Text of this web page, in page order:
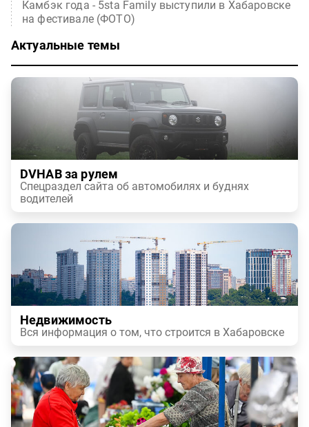
Камбэк года - 5sta Family выступили в Хабаровске
на фестивале (ФОТО)
Актуальные темы
DVHAB за рулем
Спецраздел сайта об автомобилях и буднях
водителей
Недвижимость
Вся информация о том, что строится в Хабаровске